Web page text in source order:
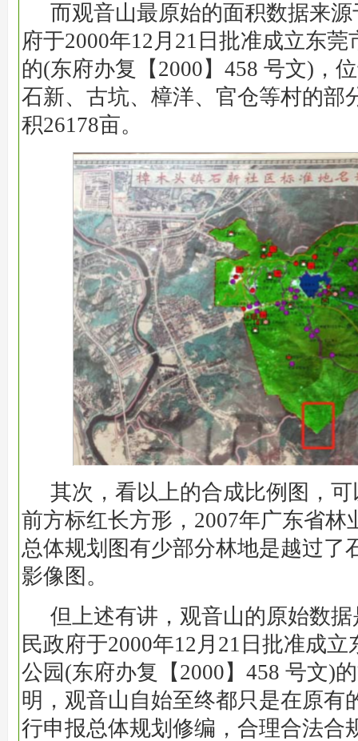
而观音山最原始的面积数据来
府于2000年12月21日批准成立东
的(东府办复【2000】458 号文)，
石新、古坑、樟洋、官仓等村的部
积26178亩。
其次，看以上的合成比例图，
前方标红长方形，2007年广东省林
总体规划图有少部分林地是越过了
影像图。
但上述有讲，观音山的原始数
民政府于2000年12月21日批准成
公园(东府办复【2000】458 号文)
明，观音山自始至终都只是在原有
行申报总体规划修编，合理合法合